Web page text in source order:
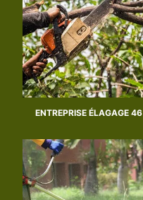
ENTREPRISE ÉLAGAGE 46